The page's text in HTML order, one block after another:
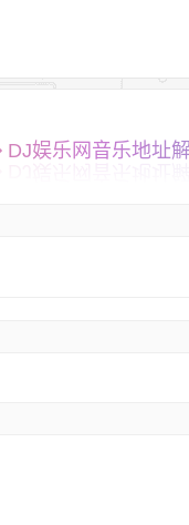
DJ娱乐网音乐地址